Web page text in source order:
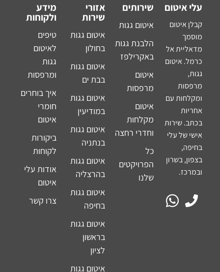
עלי איטום
קבלן איטום
מוסמך
מדאליית אל
כרמל. איטום
גגות,
מרפסות
ומקלחות עם
אחריות
בכתב. שירות
אישי של עלי
בחיפה,
בצפון, בשרון
ובמרכז.
שירותים
איטום גגות
הלבנת גגות
באקרילפז
איטום
מרפסות
איטום
מקלחות
וחדרי רחצה
כל
הפרויקטים
שלנו
אזורי
שירות
איטום גגות
בחולון
איטום גגות
בבת ים
איטום גגות
במודיעין
איטום גגות
בנתניה
איטום גגות
בהרצליה
איטום גגות
בחיפה
איטום גגות
בראשון
לציון
איטום גגות
מידע
ולקוחות
טיפים
לאיטום
גגות
ומרפסות
איך בוחרים
חומרי
איטום
ביקורות
לקוחות
אודות עלי
איטום
צרו קשר